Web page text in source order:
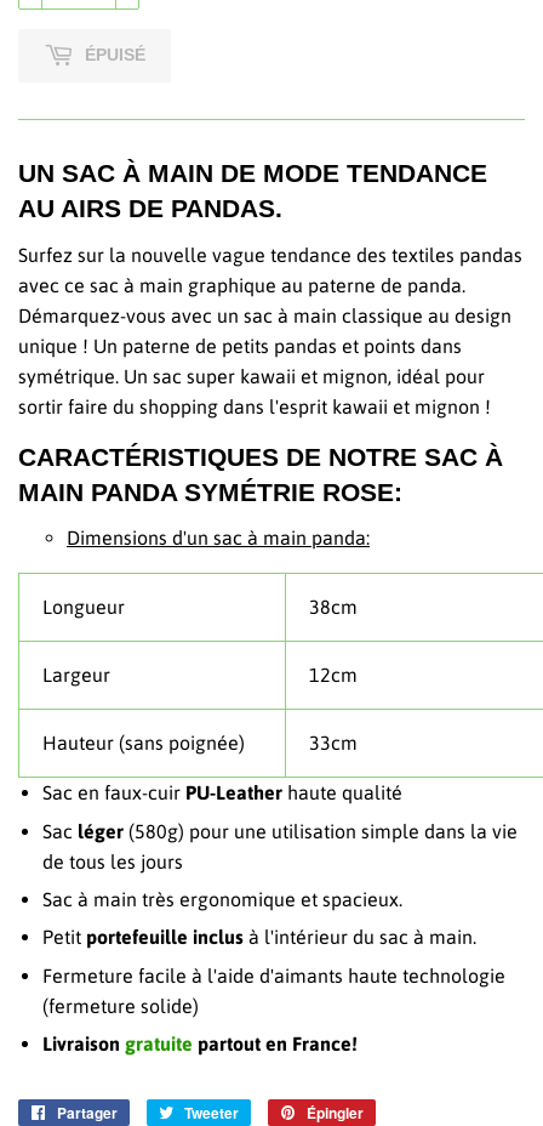
ÉPUISÉ
UN SAC À MAIN DE MODE TENDANCE
AU AIRS DE PANDAS.
Surfez sur la nouvelle vague tendance des textiles pandas
avec ce sac à main graphique au paterne de panda.
Démarquez-vous avec un sac à main classique au design
unique ! Un paterne de petits pandas et points dans
symétrique. Un sac super kawaii et mignon, idéal pour
sortir faire du shopping dans l'esprit kawaii et mignon !
CARACTÉRISTIQUES DE NOTRE SAC À
MAIN PANDA SYMÉTRIE ROSE:
Dimensions d'un sac à main panda:
Longueur 38cm
Largeur 12cm
Hauteur (sans poignée) 33cm
Sac en faux-cuir PU-Leather haute qualité
Sac léger (580g) pour une utilisation simple dans la vie
de tous les jours
Sac à main très ergonomique et spacieux.
Petit portefeuille inclus à l'intérieur du sac à main.
Fermeture facile à l'aide d'aimants haute technologie
(fermeture solide)
Livraison gratuite partout en France!
Partager
PartagerTweeter
Tweeter
Épingler